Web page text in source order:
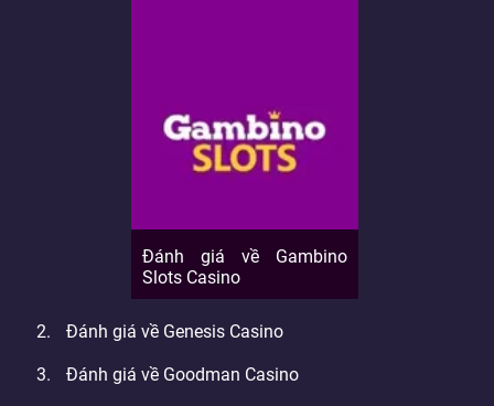
Đánh giá về Gambino
Slots Casino
Đánh giá về Genesis Casino
Đánh giá về Goodman Casino